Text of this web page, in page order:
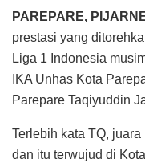
PAREPARE,
prestasi yang
Liga 1 Indonesia
IKA Unhas Kota
Parepare Taqiyuddin
Terlebih kata TQ,
dan itu terwujud di